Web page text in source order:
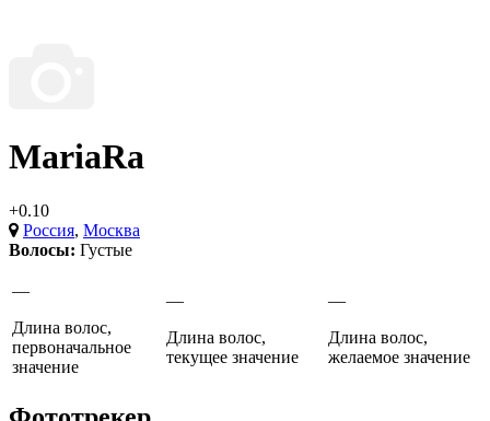
MariaRa
+0.10
Россия, Москва
Волосы: Густые
—
Длина волос,
первоначальное
значение
—
Длина волос,
текущее значение
—
Длина волос,
желаемое значение